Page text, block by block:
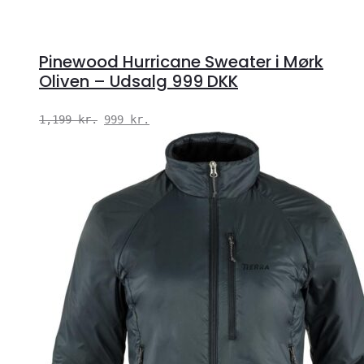
Pinewood Hurricane Sweater i Mørk
Oliven – Udsalg 999 DKK
1,199kr. Den
oprindelige
var:
999 kr.
aktuelle
pris
er: